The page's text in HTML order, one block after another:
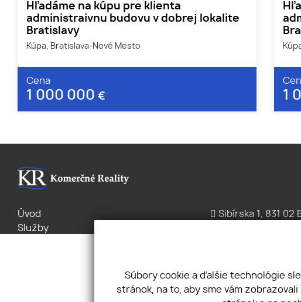
Hľadáme na kúpu pre klienta
administraivnu budovu v dobrej lokalite
Bratislavy
Kúpa, Bratislava-Nové Mesto
Cena
1 000 000 € 1
Úvod
Služby
Sibírska 1, 831 02
Súbory cookie a ďalšie technológie
stránok, na to, aby sme vám